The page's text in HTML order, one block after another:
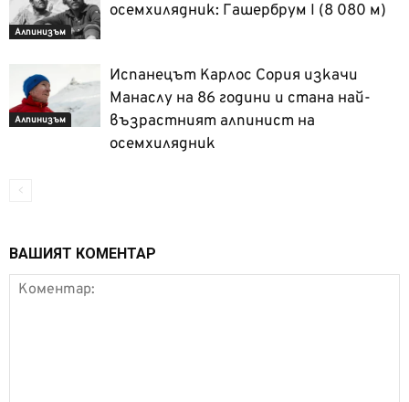
Алпинизъм
осемхилядник: Гашербрум I (8 080 м)
Алпинизъм
Испанецът Карлос Сория изкачи
Манаслу на 86 години и стана най-
възрастният алпинист на
осемхилядник
ВАШИЯТ КОМЕНТАР